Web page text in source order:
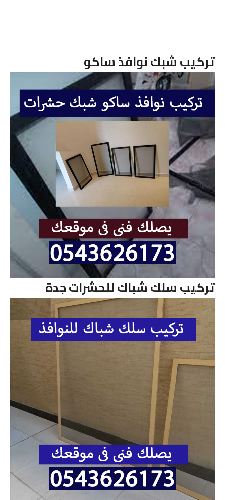
تركيب شبك نوافذ ساكو
تركيب سلك شباك للحشرات جدة